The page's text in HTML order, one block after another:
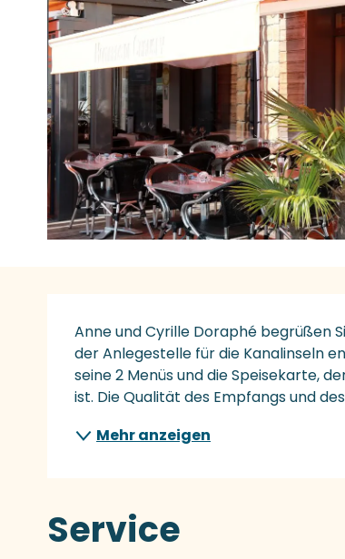
Anne und Cyrille Doraphé begrüßen
der Anlegestelle für die Kanalinseln
seine 2 Menüs und die Speisekarte,
ist. Die Qualität des Empfangs und
Mehr anzeigen
Service